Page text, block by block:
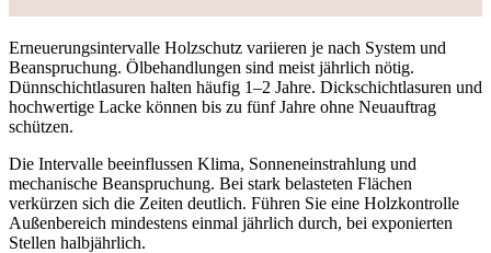
Erneuerungsintervalle Holzschutz variieren je nach System und
Beanspruchung. Ölbehandlungen sind meist jährlich nötig.
Dünnschichtlasuren halten häufig 1–2 Jahre. Dickschichtlasuren und
hochwertige Lacke können bis zu fünf Jahre ohne Neuauftrag
schützen.
Die Intervalle beeinflussen Klima, Sonneneinstrahlung und
mechanische Beanspruchung. Bei stark belasteten Flächen
verkürzen sich die Zeiten deutlich. Führen Sie eine Holzkontrolle
Außenbereich mindestens einmal jährlich durch, bei exponierten
Stellen halbjährlich.